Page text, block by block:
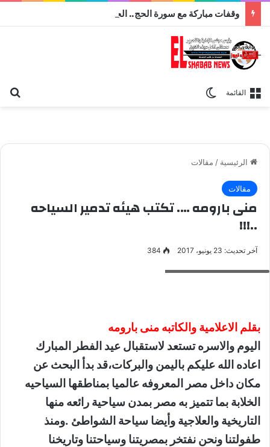
القائمة
الرئيسية / مقالات
مقالات
منى بارومه …. تكتب هيئه تدمير السياحه
..!!!
آخر تحديث: 23 يونيو، 2017 384
بقلم الاعلامية والكاتبه منى بارومه
اليوم والاسره تستعد لاستقبال عيد الفطر المبارك
اعاده الله عليكم باليمن والبركات،قد بدأ البحث عن
مكان داخل مصر المعروفه عالميا بمناطقها السياحيه
الخلابة بما تتميز به مصر بمدن سياحية رائعه منها
التاريخية والعلاجية وأيضا سياحة الشواطئ .ومنذ
طفولتنا ونحن نفتخر بمصريتنا وسياحتنا وتاريخنا